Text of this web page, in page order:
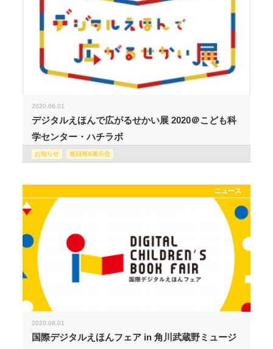
2020.06.01
デジタルえほんで広がるせかい展 2020＠こども科
学センター・ハチラボ
お知らせ 巡回展&展示会
ニュース
2020.08.01
国際デジタルえほんフェア in 角川武蔵野ミュージ